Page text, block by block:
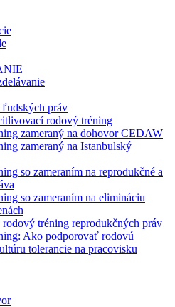
ľudských práv
rodový tréning
zameraný na dohovor CEDAW
zameraný na Istanbulský
so zameraním na reprodukčné a
so zameraním na elimináciu
tréning reprodukčných práv
Ako podporovať rodovú
tolerancie na pracovisku